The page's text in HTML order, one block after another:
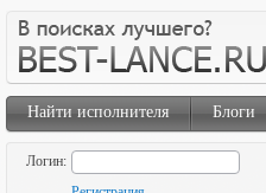
Найти исполнителя Блоги
Логин: